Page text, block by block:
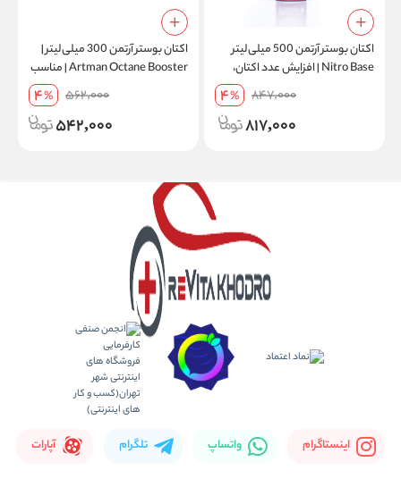
اکتان بوستر آرتمن 500 میلی‌لیتر
Nitro Base | افزایش عدد اکتان،
بهبود شتاب + ارسال رایگان 10 عدد 847,000
4%
817,000
اکتان بوستر آرتمن 300 میلی‌لیتر |
Artman Octane Booster | مناسب
خودروهای بنزینی و توربو
562,000
4%
542,000
اینستاگرام واتساپ تلگرام آپارات